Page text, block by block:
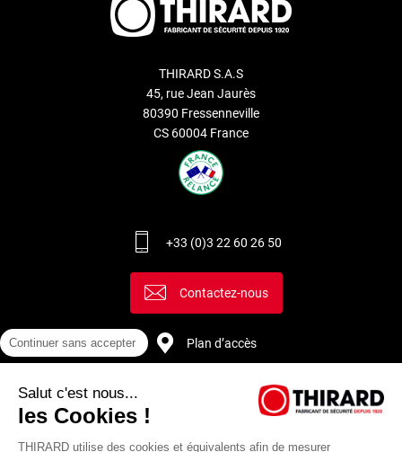
THIRARD S.A.S
45, rue Jean Jaurès
80390 Fressenneville
CS 60004 France
+33 (0)3 22 60 26 50
Contactez-nous
Plan d’accès
Continuer sans accepter
Salut c'est nous...
les Cookies !
THIRARD utilise des cookies et équivalents afin de mesurer